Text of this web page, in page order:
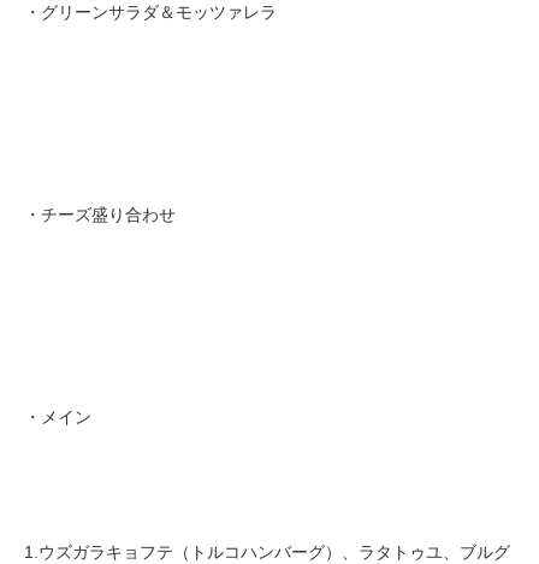
・グリーンサラダ＆モッツァレラ
・チーズ盛り合わせ
・メイン
1.ウズガラキョフテ（トルコハンバーグ）、ラタトゥユ、ブルグ